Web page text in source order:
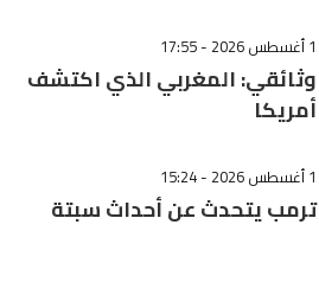
1 أغسطس 2026 - 17:55
وثائقي: المغربي الذي اكتشف
أمريكا
1 أغسطس 2026 - 15:24
ترمب يتحدث عن أحداث سبتة